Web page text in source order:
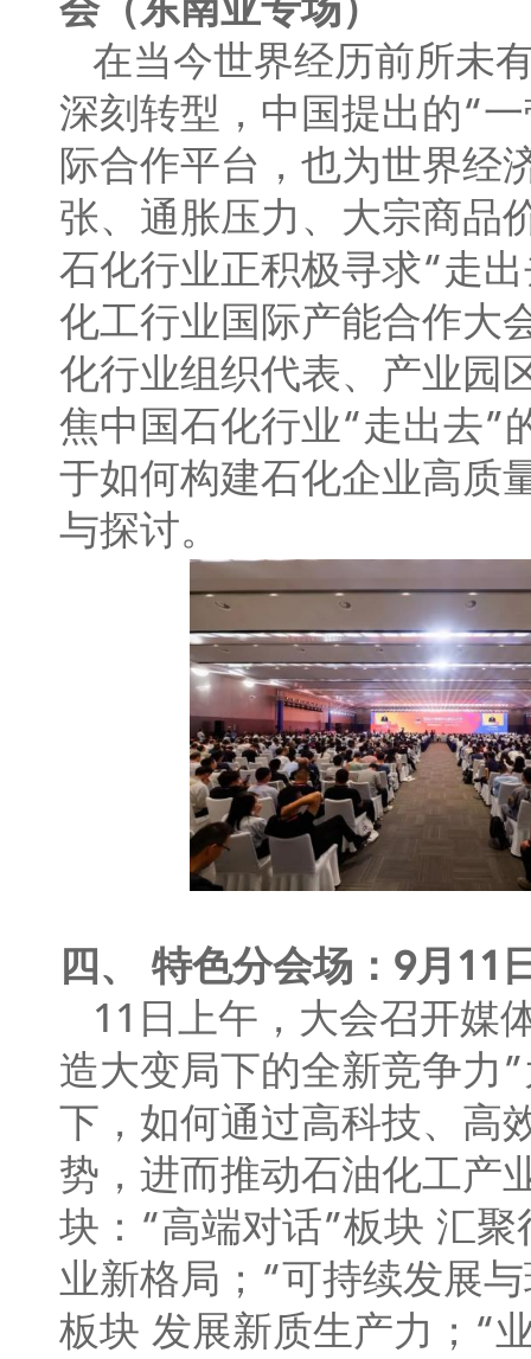
会（东南亚专场）
在当今世界经历前所未
深刻转型，中国提出的“
际合作平台，也为世界经
张、通胀压力、大宗商品
石化行业正积极寻求“走
化工行业国际产能合作大
化行业组织代表、产业园
焦中国石化行业“走出去”
于如何构建石化企业高质
与探讨。
四、 特色分会场：9月11
11日上午，大会召开媒
造大变局下的全新竞争力
下，如何通过高科技、
势，进而推动石油化工产
块：“高端对话”板块 汇
业新格局；“可持续发展
板块 发展新质生产力；“